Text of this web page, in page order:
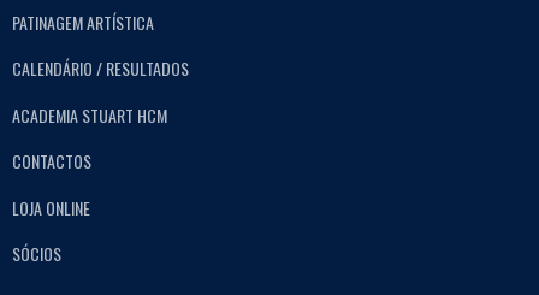
PATINAGEM ARTÍSTICA
CALENDÁRIO / RESULTADOS
ACADEMIA STUART HCM
CONTACTOS
LOJA ONLINE
SÓCIOS